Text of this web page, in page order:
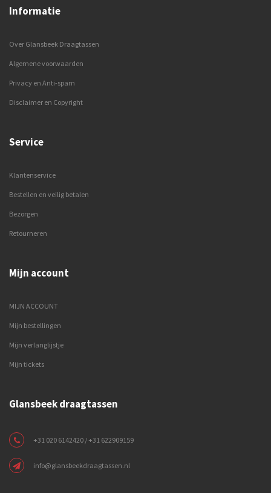
Informatie
Over Glansbeek Draagtassen
Algemene voorwaarden
Privacy en Anti-spam
Disclaimer en Copyright
Service
Klantenservice
Bestellen en veilig betalen
Bezorgen
Retourneren
Mijn account
MIJN ACCOUNT
Mijn bestellingen
Mijn verlanglijstje
Mijn tickets
Glansbeek draagtassen
+31 020 6142420 / +31 622909159
info@glansbeekdraagtassen.nl